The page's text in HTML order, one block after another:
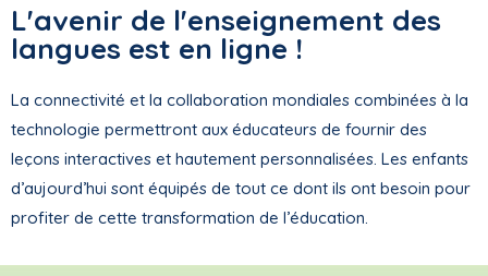
L'avenir de l'enseignement des
langues est en ligne !
La connectivité et la collaboration mondiales combinées à la
technologie permettront aux éducateurs de fournir des
leçons interactives et hautement personnalisées. Les enfants
d’aujourd’hui sont équipés de tout ce dont ils ont besoin pour
profiter de cette transformation de l’éducation.